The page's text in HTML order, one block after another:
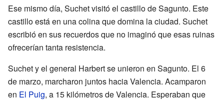
Ese mismo día, Suchet visitó el castillo de Sagunto. Este
castillo está en una colina que domina la ciudad. Suchet
escribió en sus recuerdos que no imaginó que esas ruinas
ofrecerían tanta resistencia.
Suchet y el general Harbert se unieron en Sagunto. El 6
de marzo, marcharon juntos hacia Valencia. Acamparon
en El Puig, a 15 kilómetros de Valencia. Esperaban que